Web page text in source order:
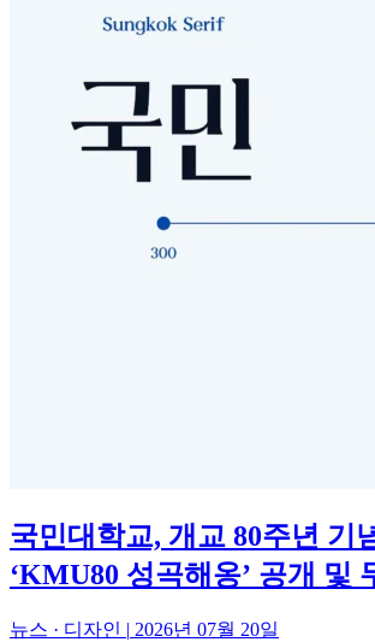
국민대학교, 개교 80주년 기
‘KMU80 성곡해옹’ 공개 및
뉴스 · 디자인 | 2026년 07월 20일